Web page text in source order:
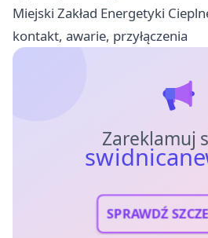
Miejski Zakład Energetyki
kontakt, awarie, przyłączenia
Zareklamuj
SPRAWDŹ